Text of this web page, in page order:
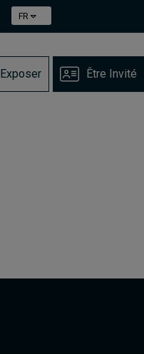
FR
Exposer Être Invité